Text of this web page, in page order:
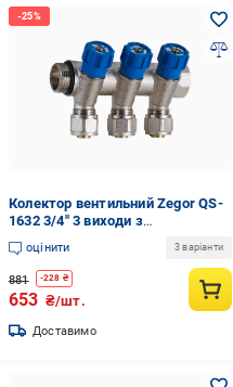
Колектор вентильний Zegor QS-
1632 3/4" 3 виходи з
євроконусами
оцінити 3 варіанти
881 -228 ₴
653 ₴/шт.
Доставимо